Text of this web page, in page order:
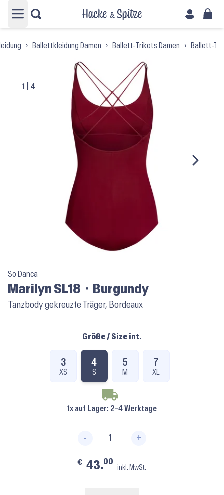
Hauptmenü öffnen
› Ballettkleidung Damen › Ballett-Trikots Damen › Ballett-
1 4
So Danca
Marilyn SL18 ⬝ Burgundy
Tanzbody gekreuzte Träger, Bordeaux
Größe / Size int.
3
XS
4
S
5
M
7
XL
1x auf Lager: 2-4 Werktage
- +
€ 43.00
inkl. MwSt.